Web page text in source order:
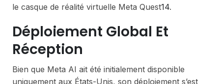
le casque de réalité virtuelle Meta Quest14.
Déploiement Global Et
Réception
Bien que Meta AI ait été initialement disponible
uniquement aux États-Unis, son déploiement s’est